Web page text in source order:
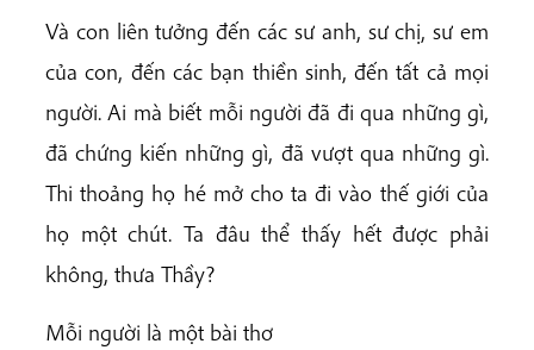
Và con liên tưởng đến các sư anh, sư chị, sư em
của con, đến các bạn thiền sinh, đến tất cả mọi
người. Ai mà biết mỗi người đã đi qua những gì,
đã chứng kiến những gì, đã vượt qua những gì.
Thi thoảng họ hé mở cho ta đi vào thế giới của
họ một chút. Ta đâu thể thấy hết được phải
không, thưa Thầy?
Mỗi người là một bài thơ